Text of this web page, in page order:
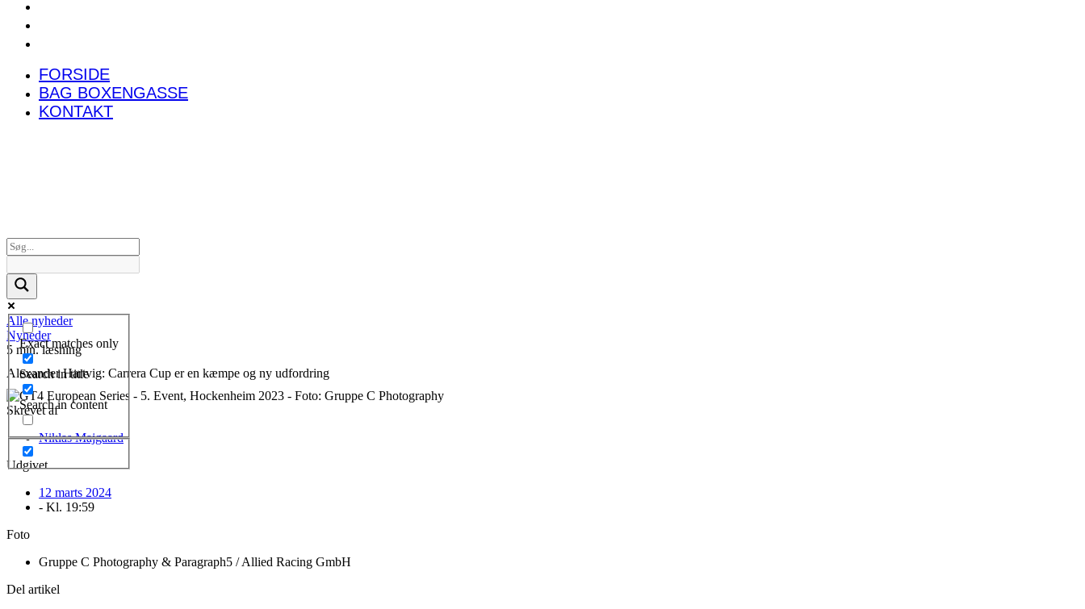
FORSIDE
BAG BOXENGASSE
KONTAKT
Exact matches only
Search in title
Search in content
Alle nyheder
Nyheder
5 min. læsning
Alexander Hartvig: Carrera Cup er en kæmpe og ny udfordring
Skrevet af
Niklas Majgaard
Udgivet
12 marts 2024
- Kl. 19:59
Foto
Gruppe C Photography & Paragraph5 / Allied Racing GmbH
Del artikel